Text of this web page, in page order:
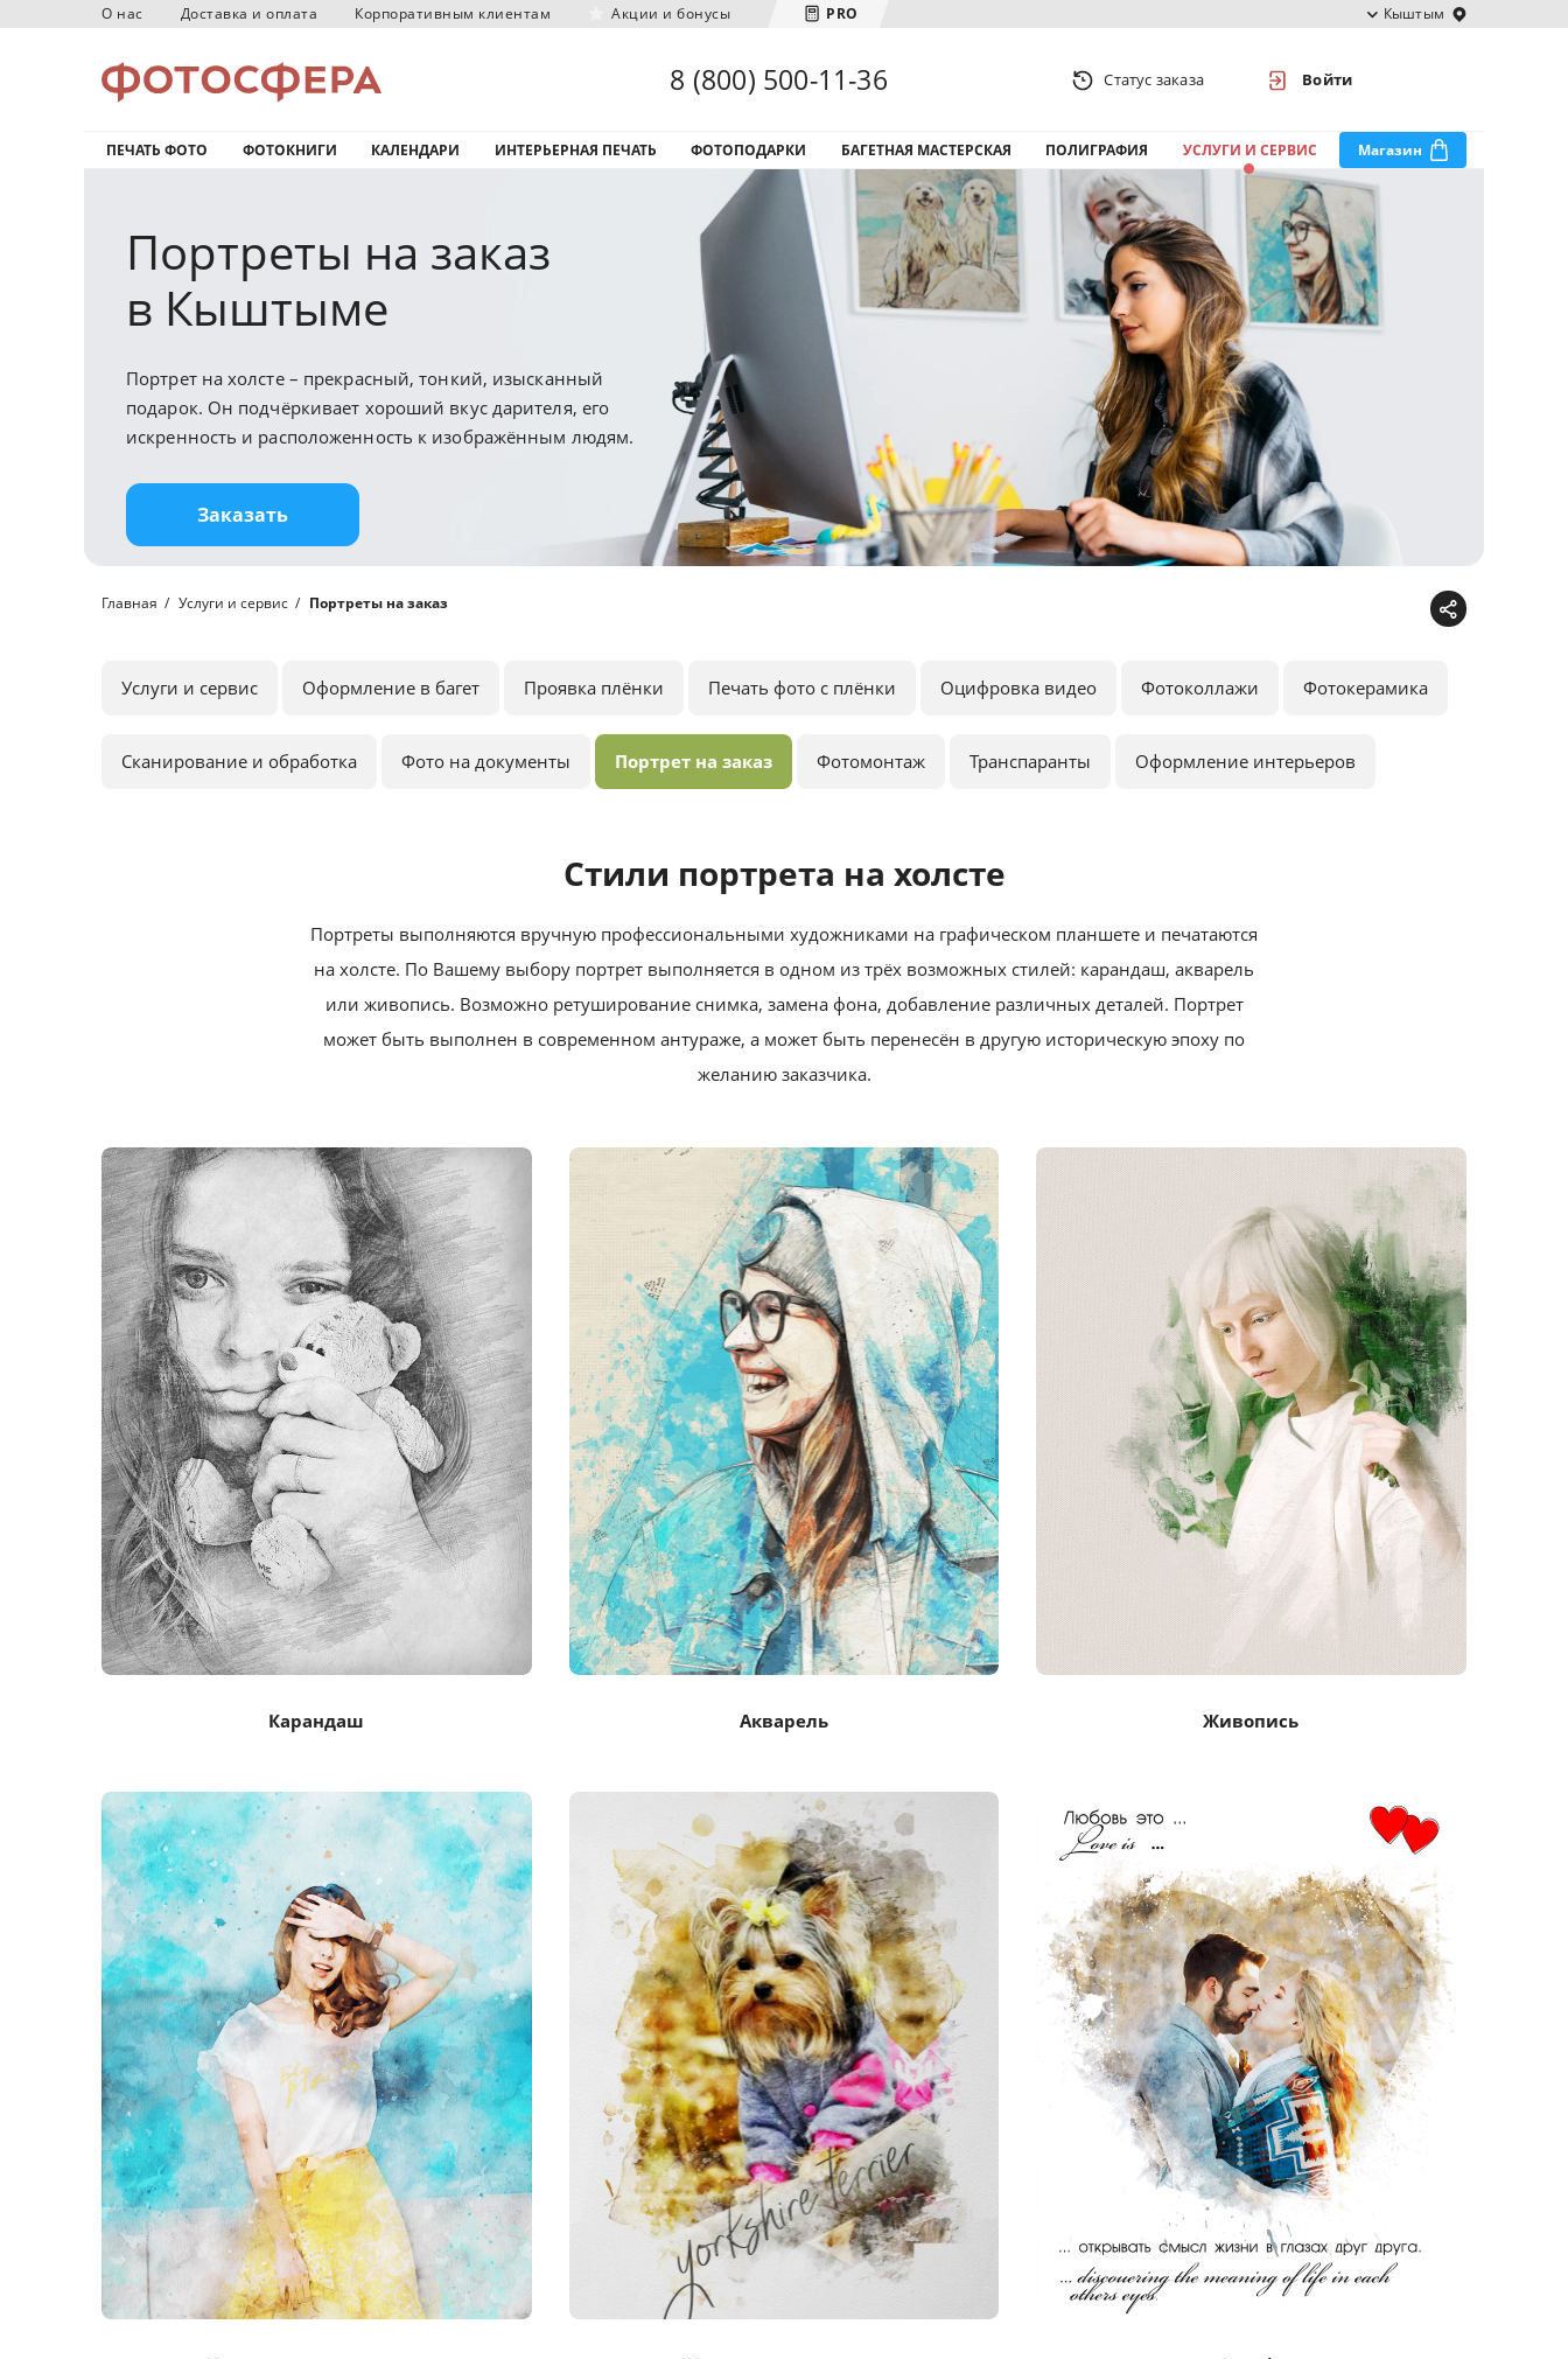
О нас Доставка и оплата Корпоративным клиентам Акции и бонусы PRO Кыштым
Загрузка городов...
8 (800) 500-11-36 Статус заказа Войти
ПЕЧАТЬ ФОТО ФОТОКНИГИ КАЛЕНДАРИ ИНТЕРЬЕРНАЯ ПЕЧАТЬ ФОТОПОДАРКИ БАГЕТНАЯ МАСТЕРСКАЯ ПОЛИГРАФИЯ УСЛУГИ И СЕРВИС Магазин
Портреты на заказ
в Кыштыме
Портрет на холсте – прекрасный, тонкий, изысканный
подарок. Он подчёркивает хороший вкус дарителя, его
искренность и расположенность к изображённым людям.
Заказать
Главная Услуги и сервис Портреты на заказ
Услуги и сервис Оформление в багет Проявка плёнки Печать фото с плёнки Оцифровка видео Фотоколлажи Фотокерамика
Сканирование и обработка Фото на документы Портрет на заказ Фотомонтаж Транспаранты Оформление интерьеров
Стили портрета на холсте
Портреты выполняются вручную профессиональными художниками на графическом планшете и печатаются
на холсте. По Вашему выбору портрет выполняется в одном из трёх возможных стилей: карандаш, акварель
или живопись. Возможно ретуширование снимка, замена фона, добавление различных деталей. Портрет
может быть выполнен в современном антураже, а может быть перенесён в другую историческую эпоху по
желанию заказчика.
Карандаш Акварель Живопись